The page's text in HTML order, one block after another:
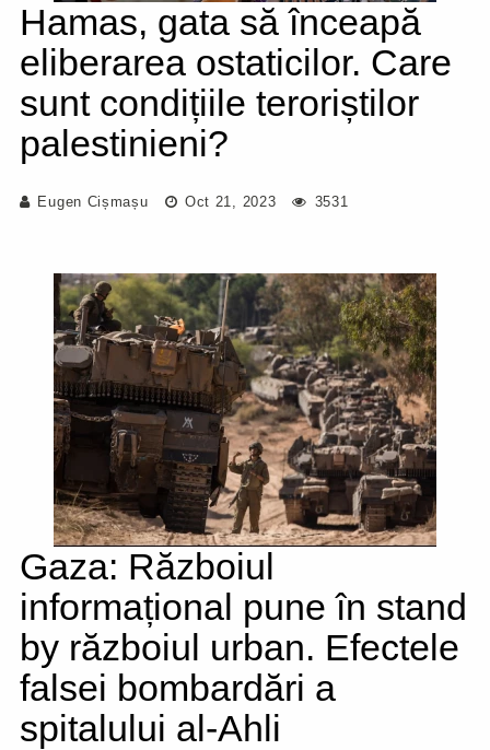
Hamas, gata să înceapă
eliberarea ostaticilor. Care
sunt condițiile teroriștilor
palestinieni?
Eugen Cișmașu Oct 21, 2023 3531
Gaza: Războiul
informațional pune în stand
by războiul urban. Efectele
falsei bombardări a
spitalului al-Ahli